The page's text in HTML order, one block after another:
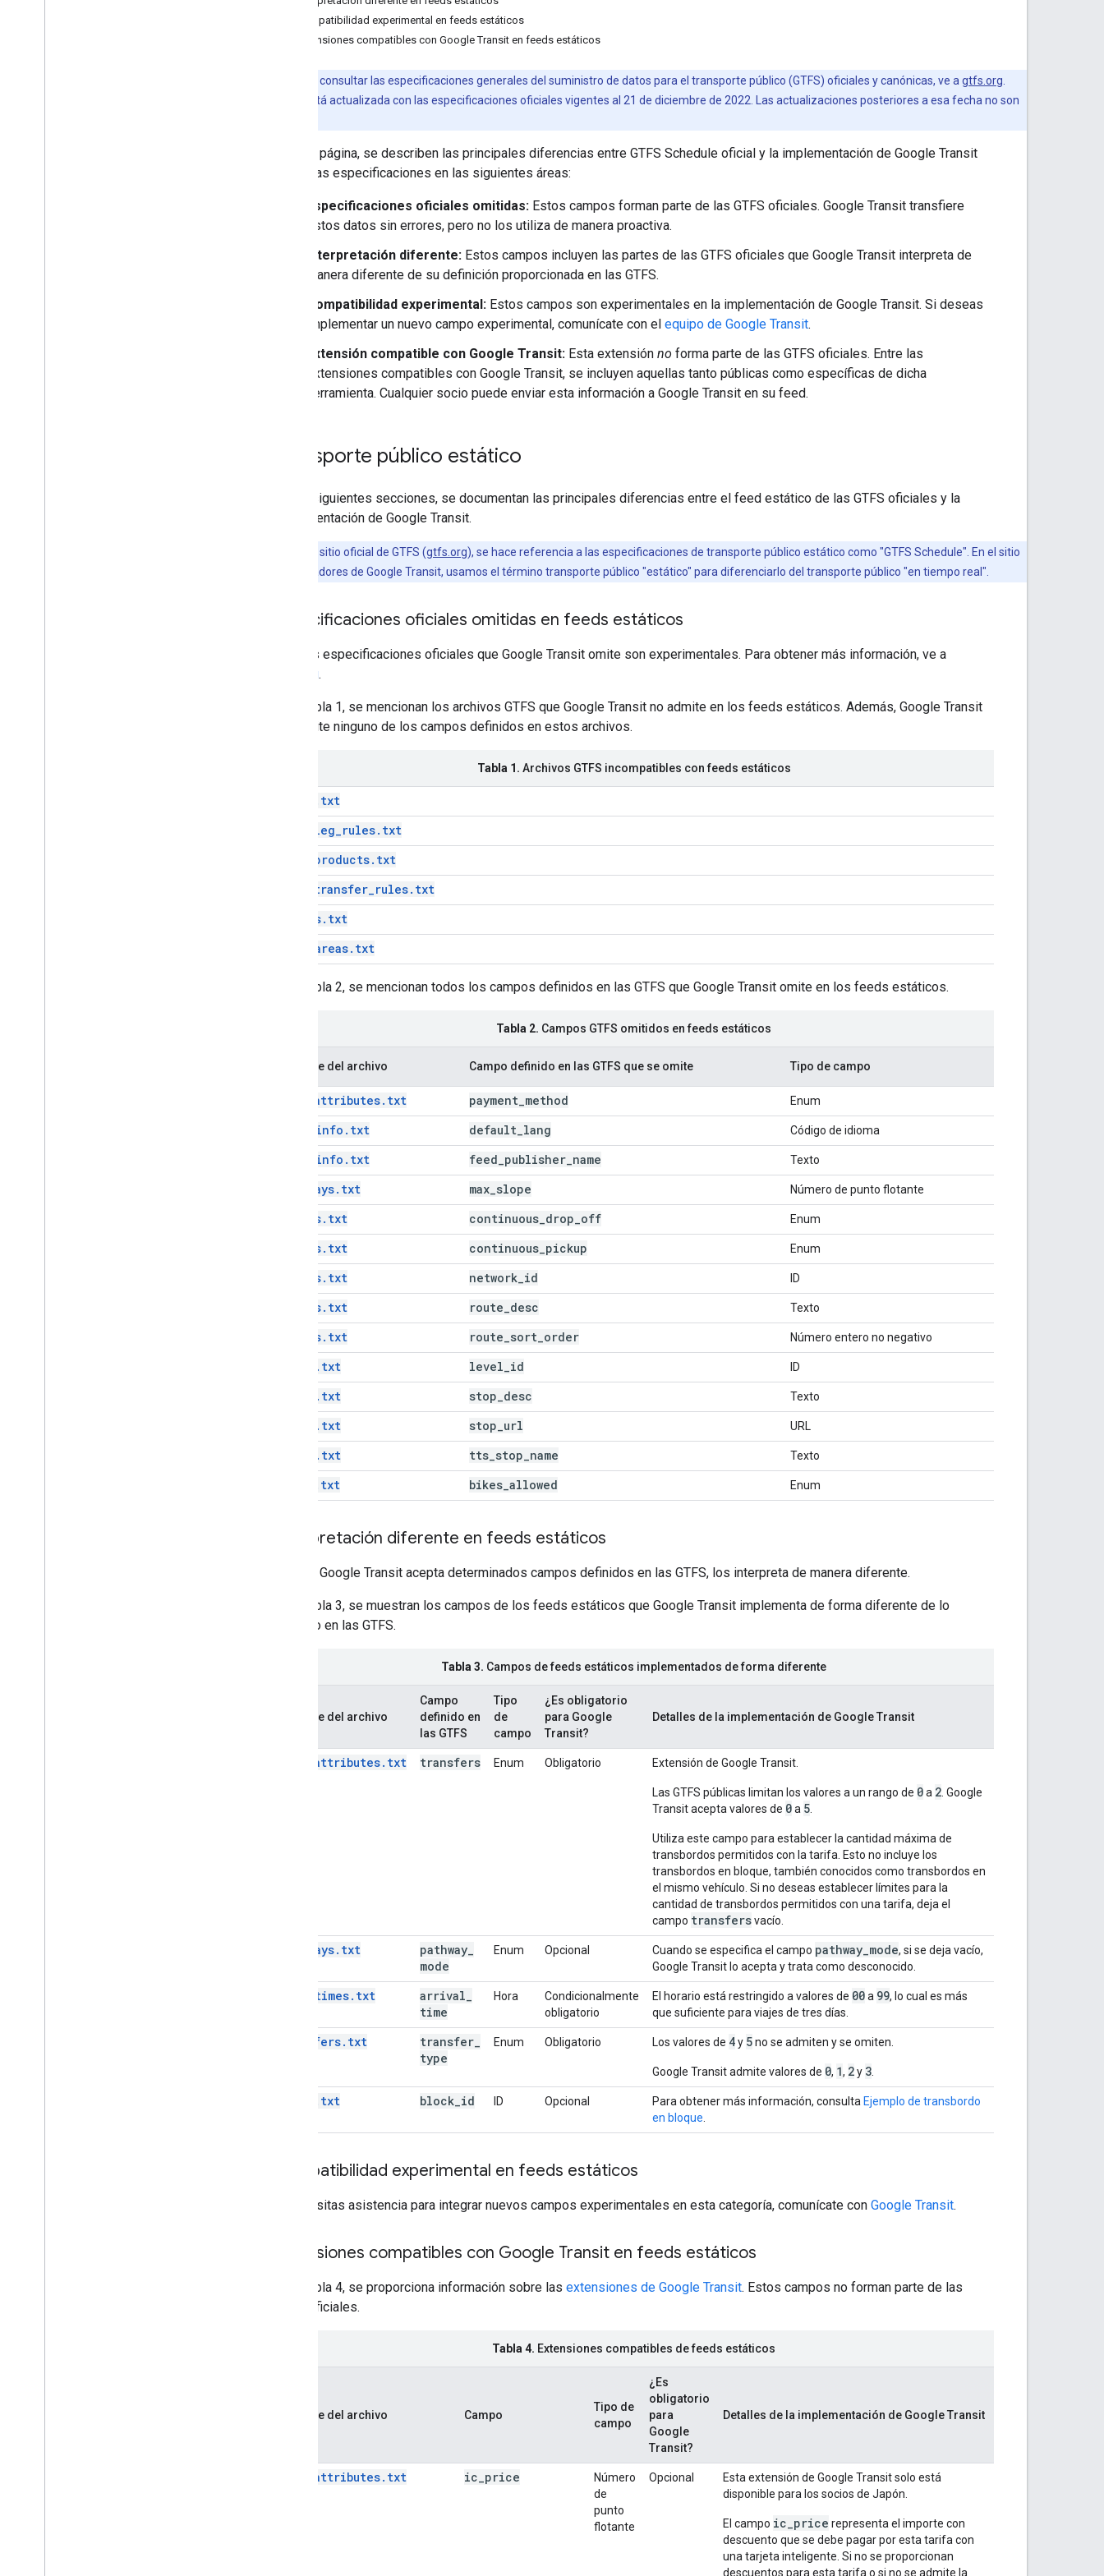
Compatibilidad experimental en feeds estáticos
Extensiones compatibles con Google Transit en feeds estáticos
Para consultar las especificaciones generales del suministro de datos para el transporte público (GTFS) oficiales y canónicas, ve a gtfs.org
Esta página está actualizada con las especificaciones oficiales vigentes al 21 de diciembre de 2022. Las actualizaciones posteriores a esa fecha no son
En esta página, se describen las principales diferencias entre GTFS Schedule oficial y la implementación de Google Transit
de dichas especificaciones en las siguientes áreas:
Especificaciones oficiales omitidas: Estos campos forman parte de las GTFS oficiales. Google Transit transfiere
estos datos sin errores, pero no los utiliza de manera proactiva.
Interpretación diferente: Estos campos incluyen las partes de las GTFS oficiales que Google Transit interpreta de
manera diferente de su definición proporcionada en las GTFS.
Compatibilidad experimental: Estos campos son experimentales en la implementación de Google Transit. Si deseas
implementar un nuevo campo experimental, comunícate con el equipo de Google Transit.
Extensión compatible con Google Transit: Esta extensión no forma parte de las GTFS oficiales. Entre las
extensiones compatibles con Google Transit, se incluyen aquellas tanto públicas como específicas de dicha
herramienta. Cualquier socio puede enviar esta información a Google Transit en su feed.
Transporte público estático
En las siguientes secciones, se documentan las principales diferencias entre el feed estático de las GTFS oficiales y la
implementación de Google Transit.
En el sitio oficial de GTFS (gtfs.org), se hace referencia a las especificaciones de transporte público estático como "GTFS Schedule". En el sitio
para desarrolladores de Google Transit, usamos el término transporte público "estático" para diferenciarlo del transporte público "en tiempo real".
Especificaciones oficiales omitidas en feeds estáticos
Algunas especificaciones oficiales que Google Transit omite son experimentales. Para obtener más información, ve a
gtfs.org.
En la tabla 1, se mencionan los archivos GTFS que Google Transit no admite en los feeds estáticos. Además, Google Transit
no admite ninguno de los campos definidos en estos archivos.
Tabla 1. Archivos GTFS incompatibles con feeds estáticos
areas.txt
fare_leg_rules.txt
fare_products.txt
fare_transfer_rules.txt
levels.txt
stop_areas.txt
En la tabla 2, se mencionan todos los campos definidos en las GTFS que Google Transit omite en los feeds estáticos.
Tabla 2. Campos GTFS omitidos en feeds estáticos
Nombre del archivo Campo definido en las GTFS que se omite Tipo de campo
fare_attributes.txt payment method Enum
feed_info.txt default lang Código de idioma
feed_info.txt feed publisher name Texto
pathways.txt max slope Número de punto flotante
routes.txt continuous drop off Enum
routes.txt continuous pickup Enum
routes.txt network id ID
routes.txt route desc Texto
routes.txt route sort order Número entero no negativo
stops.txt level id ID
stops.txt stop desc Texto
stops.txt stop url URL
stops.txt tts stop name Texto
trips.txt bikes allowed Enum
Interpretación diferente en feeds estáticos
Aunque Google Transit acepta determinados campos definidos en las GTFS, los interpreta de manera diferente.
En la tabla 3, se muestran los campos de los feeds estáticos que Google Transit implementa de forma diferente de lo
descrito en las GTFS.
Tabla 3. Campos de feeds estáticos implementados de forma diferente
Nombre del archivo
Campo
definido en
las GTFS
Tipo
de
campo
¿Es obligatorio
para Google
Transit?
Detalles de la implementación de Google Transit
fare_attributes.txt transfers Enum Obligatorio Extensión de Google Transit.
Las GTFS públicas limitan los valores a un rango de 0a 2 . Google
Transit acepta valores de 0a 5
Utiliza este campo para establecer la cantidad máxima de
transbordos permitidos con la tarifa. Esto no incluye los
transbordos en bloque, también conocidos como transbordos en
el mismo vehículo. Si no deseas establecer límites para la
cantidad de transbordos permitidos con una tarifa, deja el
campo transfersvacío.
pathways.txt pathway
mode
Enum Opcional Cuando se especifica el campo pathway mode, si se deja vacío,
Google Transit lo acepta y trata como desconocido.
stop_times.txt arrival
time
Hora
Condicionalmente
obligatorio
El horario está restringido a valores de 00a 99, lo cual es más
que suficiente para viajes de tres días.
transfers.txt transfer
type
Enum Obligatorio Los valores de 4y 5no se admiten y se omiten.
Google Transit admite valores de 0, 1, 2y 3
trips.txt block id ID Opcional Para obtener más información, consulta Ejemplo de transbordo
en bloque
Compatibilidad experimental en feeds estáticos
Si necesitas asistencia para integrar nuevos campos experimentales en esta categoría, comunícate con Google Transit.
Extensiones compatibles con Google Transit en feeds estáticos
En la tabla 4, se proporciona información sobre las extensiones de Google Transit. Estos campos no forman parte de las
GTFS oficiales.
Tabla 4. Extensiones compatibles de feeds estáticos
Nombre del archivo Campo
Tipo de
campo
¿Es
obligatorio
para
Google
Transit?
Detalles de la implementación de Google Transit
fare_attributes.txt ic price
Número
de
punto
flotante
Opcional
Esta extensión de Google Transit solo está
disponible para los socios de Japón.
El campo ic_price representa el importe con
descuento que se debe pagar por esta tarifa con
una tarjeta inteligente. Si no se proporcionan
descuentos para esta tarifa o si no se admite la